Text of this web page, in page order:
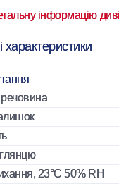
інформацію
характеристики
23°С 50% RH